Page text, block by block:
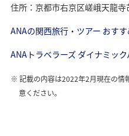
住所：京都市右京区嵯峨天龍寺
ANAの関西旅行・ツアー おす
ANAトラベラーズ ダイナミッ
記載の内容は2022年2月現在の情
意ください。